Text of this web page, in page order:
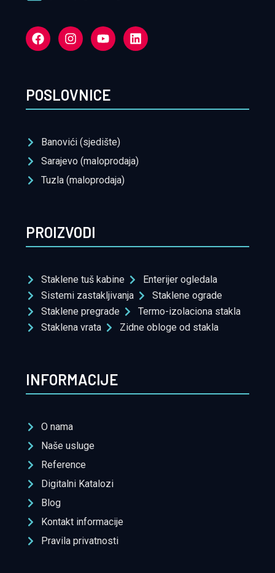
POSLOVNICE
Banovići (sjedište)
Sarajevo (maloprodaja)
Tuzla (maloprodaja)
PROIZVODI
Staklene tuš kabine
Enterijer ogledala
Sistemi zastakljivanja
Staklene ograde
Staklene pregrade
Termo-izolaciona stakla
Staklena vrata
Zidne obloge od stakla
INFORMACIJE
O nama
Naše usluge
Reference
Digitalni Katalozi
Blog
Kontakt informacije
Pravila privatnosti